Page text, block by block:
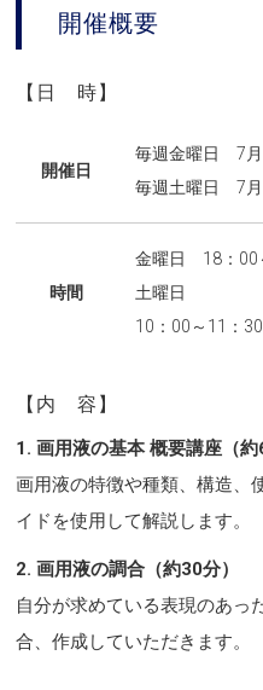
開催概要
【日 時】
開催日
毎週金曜日 7月
毎週土曜日 7月
時間
金曜日 18：00
土曜日
10：00～11：
【内 容】
1. 画用液の基本 概要講座（約
画用液の特徴や種類、構造、
イドを使用して解説します。
2. 画用液の調合（約30分）
自分が求めている表現のあっ
合、作成していただきます。